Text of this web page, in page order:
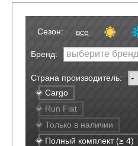
Сезон: все
Бренд:
Страна производитель:
Cargo
Run Flat
Только в наличии
Полный комплект (≥ 4)